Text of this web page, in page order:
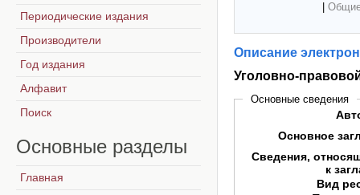
Описание
Уголовно-
Основные сведения
Основное
Сведения,
к
Вид
Периодические издания
Производители
Год издания
Алфавит
Поиск
Основные разделы
Главная